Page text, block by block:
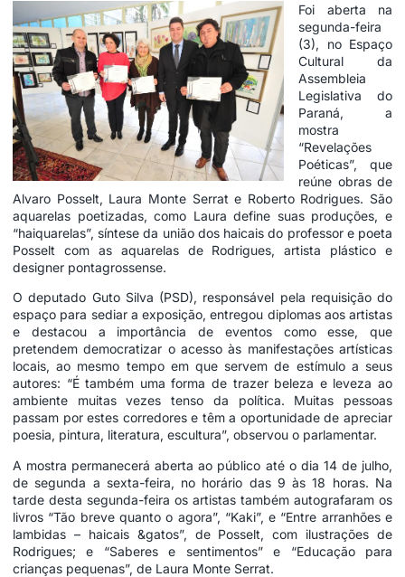
Foi aberta na
segunda-feira
(3), no Espaço
Cultural da
Assembleia
Legislativa do
Paraná, a
mostra
“Revelações
Poéticas”, que
reúne obras de
Alvaro Posselt, Laura Monte Serrat e Roberto Rodrigues. São
aquarelas poetizadas, como Laura define suas produções, e
“haiquarelas”, síntese da união dos haicais do professor e poeta
Posselt com as aquarelas de Rodrigues, artista plástico e
designer pontagrossense.
O deputado Guto Silva (PSD), responsável pela requisição do
espaço para sediar a exposição, entregou diplomas aos artistas
e destacou a importância de eventos como esse, que
pretendem democratizar o acesso às manifestações artísticas
locais, ao mesmo tempo em que servem de estímulo a seus
autores: “É também uma forma de trazer beleza e leveza ao
ambiente muitas vezes tenso da política. Muitas pessoas
passam por estes corredores e têm a oportunidade de apreciar
poesia, pintura, literatura, escultura”, observou o parlamentar.
A mostra permanecerá aberta ao público até o dia 14 de julho,
de segunda a sexta-feira, no horário das 9 às 18 horas. Na
tarde desta segunda-feira os artistas também autografaram os
livros “Tão breve quanto o agora”, “Kaki”, e “Entre arranhões e
lambidas – haicais &gatos”, de Posselt, com ilustrações de
Rodrigues; e “Saberes e sentimentos” e “Educação para
crianças pequenas”, de Laura Monte Serrat.